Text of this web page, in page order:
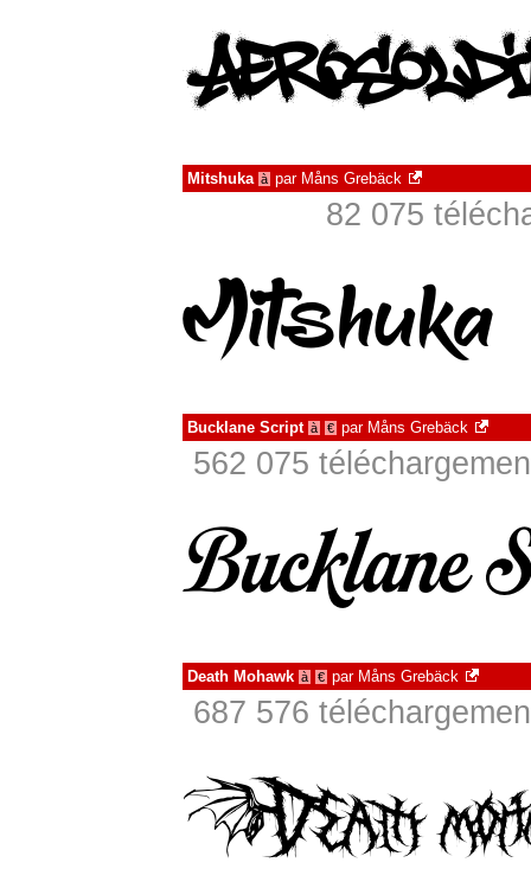
Mitshuka à par Måns Grebäck
82 075
Bucklane Script à € par Måns Grebäck
562 075
Death Mohawk à € par Måns Grebäck
687 576